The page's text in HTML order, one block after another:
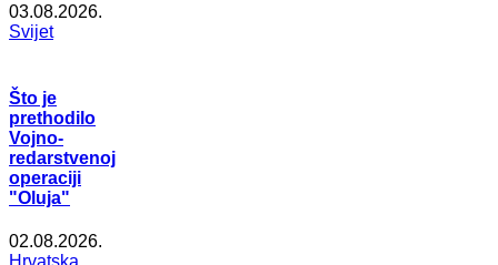
03.08.2026.
Svijet
Što je
prethodilo
Vojno-
redarstvenoj
operaciji
"Oluja"
02.08.2026.